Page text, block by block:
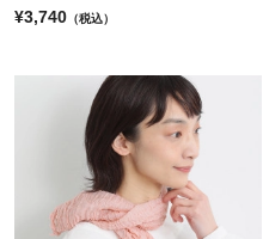
¥3,740 （税込）